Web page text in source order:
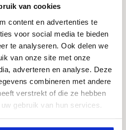
van cookies
content en advertenties te
voor social media te bieden
te analyseren. Ook delen we
van onze site met onze
adverteren en analyse. Deze
combineren met andere
verstrekt of die ze hebben
gebruik van hun services.
innovatieve en premium lijn
natuurlijke glow geeft door
Gradual Tanning, Shimmer
met de rijke geurbeleving
THERME.